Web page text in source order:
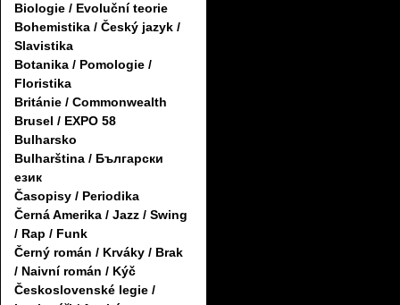
Biologie / Evoluční teorie
Bohemistika / Český jazyk /
Slavistika
Botanika / Pomologie /
Floristika
Británie / Commonwealth
Brusel / EXPO 58
Bulharsko
Bulharština / Български
език
Časopisy / Periodika
Černá Amerika / Jazz / Swing
/ Rap / Funk
Černý román / Krváky / Brak
/ Naivní román / Kýč
Československé legie /